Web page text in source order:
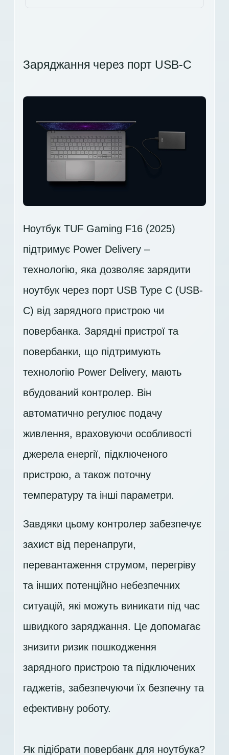
Заряджання через порт USB-C
Ноутбук TUF Gaming F16 (2025)
підтримує Power Delivery –
технологію, яка дозволяє зарядити
ноутбук через порт USB Type C (USB-
C) від зарядного пристрою чи
повербанка. Зарядні пристрої та
повербанки, що підтримують
технологію Power Delivery, мають
вбудований контролер. Він
автоматично регулює подачу
живлення, враховуючи особливості
джерела енергії, підключеного
пристрою, а також поточну
температуру та інші параметри.
Завдяки цьому контролер забезпечує
захист від перенапруги,
перевантаження струмом, перегріву
та інших потенційно небезпечних
ситуацій, які можуть виникати під час
швидкого заряджання. Це допомагає
знизити ризик пошкодження
зарядного пристрою та підключених
гаджетів, забезпечуючи їх безпечну та
ефективну роботу.
Як підібрати повербанк для ноутбука?